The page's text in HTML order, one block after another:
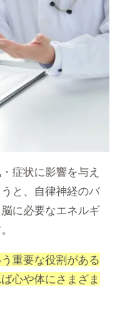
症状に影響を与え
と、自律神経のバ
に必要なエネルギ
重要な役割がある
心や体にさまざま